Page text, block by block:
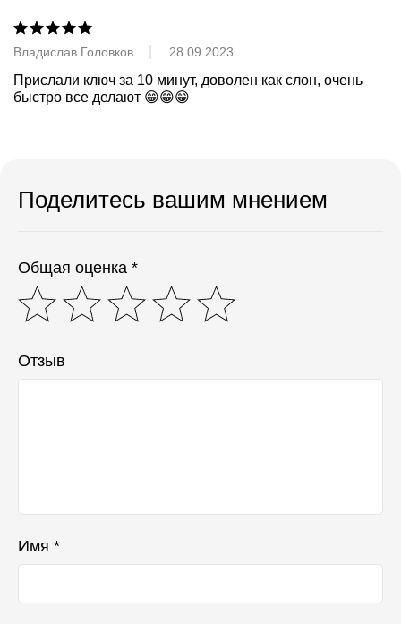
Владислав Головков 28.09.2023
Прислали ключ за 10 минут, доволен как слон, очень
быстро все делают 😁😁😁
Поделитесь вашим мнением
Общая оценка *
Отзыв
Имя *